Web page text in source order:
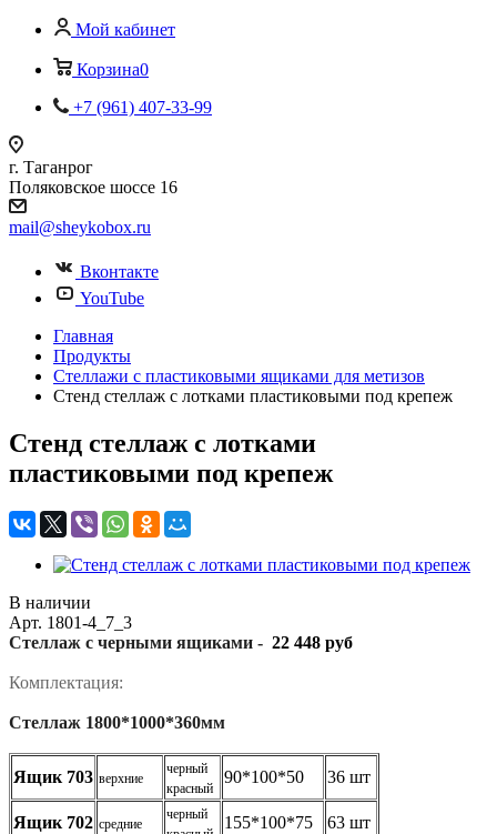
Мой кабинет
Корзина0
+7 (961) 407-33-99
г. Таганрог
Поляковское шоссе 16
mail@sheykobox.ru
Вконтакте
YouTube
Главная
Продукты
Стеллажи с пластиковыми ящиками для метизов
Стенд стеллаж с лотками пластиковыми под крепеж
Стенд стеллаж с лотками
пластиковыми под крепеж
В наличии
Арт. 1801-4_7_3
Стеллаж с черными ящиками - 22 448 руб
Комплектация:
Стеллаж 1800*1000*360мм
Ящик 703 верхние
черный
красный
90*100*50 36 шт
Ящик 702 средние
черный
155*100*75 63 шт